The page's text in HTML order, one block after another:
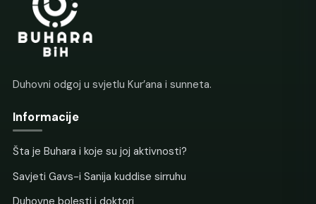
Duhovni odgoj u svjetlu Kur’ana i sunneta.
Informacije
Šta je Buhara i koje su joj aktivnosti?
Savjeti Gavs-i Sanija kuddise sirruhu